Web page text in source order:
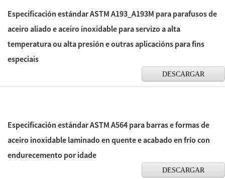
Especificación estándar ASTM A193_A193M para parafusos de
aceiro aliado e aceiro inoxidable para servizo a alta
temperatura ou alta presión e outras aplicacións para fins
especiais
DESCARGAR
Especificación estándar ASTM A564 para barras e formas de
aceiro inoxidable laminado en quente e acabado en frío con
endurecemento por idade
DESCARGAR